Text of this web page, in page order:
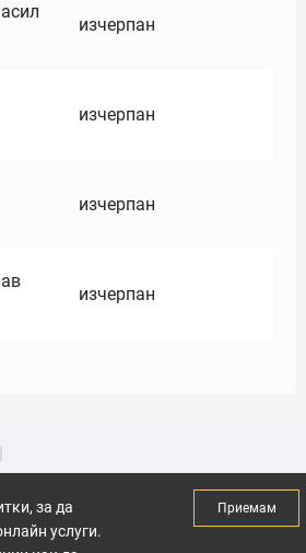
изчерпан
изчерпан
изчерпан
изчерпан
за да
услуги.
Приемам